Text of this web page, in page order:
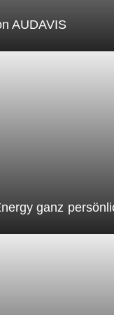
AUDAVIS
ganz